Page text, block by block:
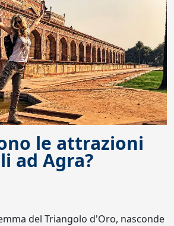
le attrazioni
ad Agra?
del Triangolo d'Oro, nasconde